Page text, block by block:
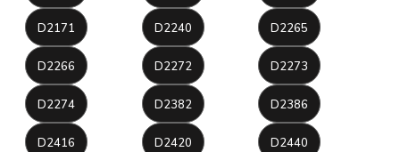
D2171 D2240 D2265
D2266 D2272 D2273
D2274 D2382 D2386
D2416 D2420 D2440